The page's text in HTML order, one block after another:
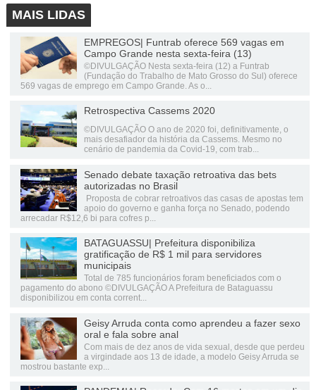
MAIS LIDAS
EMPREGOS| Funtrab oferece 569 vagas em
Campo Grande nesta sexta-feira (13)
©DIVULGAÇÃO Nesta sexta-feira (12) a Funtrab
(Fundação do Trabalho de Mato Grosso do Sul) oferece
569 vagas de emprego em Campo Grande. As o...
Retrospectiva Cassems 2020
©DIVULGAÇÃO O ano de 2020 foi, definitivamente, o
mais desafiador da história da Cassems. Mesmo no
cenário de pandemia da Covid-19, com trab...
Senado debate taxação retroativa das bets
autorizadas no Brasil
Proposta de cobrar retroativos das casas de apostas tem
apoio do governo e ganha força no Senado, podendo
arrecadar R$12,6 bi para cofres p...
BATAGUASSU| Prefeitura disponibiliza
gratificação de R$ 1 mil para servidores
municipais
Total de 785 funcionários foram beneficiados com o
pagamento do abono ©DIVULGAÇÃO A Prefeitura de Bataguassu
disponibilizou em conta corrent...
Geisy Arruda conta como aprendeu a fazer sexo
oral e fala sobre anal
Com mais de dez anos de vida sexual, desde que perdeu
a virgindade aos 13 de idade, a modelo Geisy Arruda se
mostrou bastante exp...